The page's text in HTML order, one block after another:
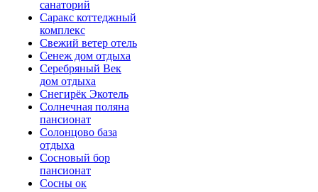
санаторий
Саракс коттеджный
комплекс
Свежий ветер отель
Сенеж дом отдыха
Серебряный Век
дом отдыха
Снегирёк Экотель
Солнечная поляна
пансионат
Солонцово база
отдыха
Сосновый бор
пансионат
Сосны ок